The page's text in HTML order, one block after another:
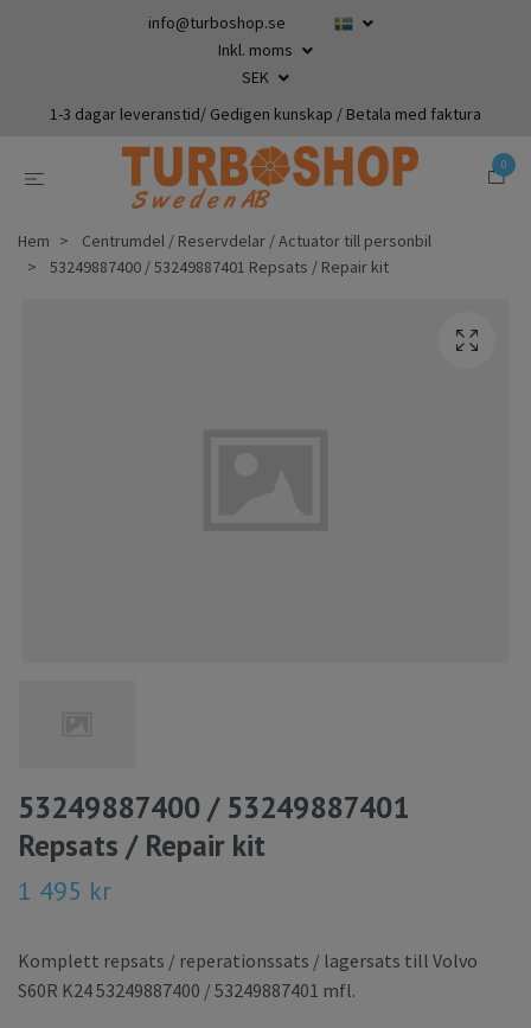
info@turboshop.se
Inkl. moms
SEK
1-3 dagar leveranstid/ Gedigen kunskap / Betala med faktura
0
Hem
Centrumdel / Reservdelar / Actuator till personbil
53249887400 / 53249887401 Repsats / Repair kit
53249887400 / 53249887401
Repsats / Repair kit
1 495 kr
Komplett repsats / reperationssats / lagersats till Volvo
S60R K24 53249887400 / 53249887401 mfl.